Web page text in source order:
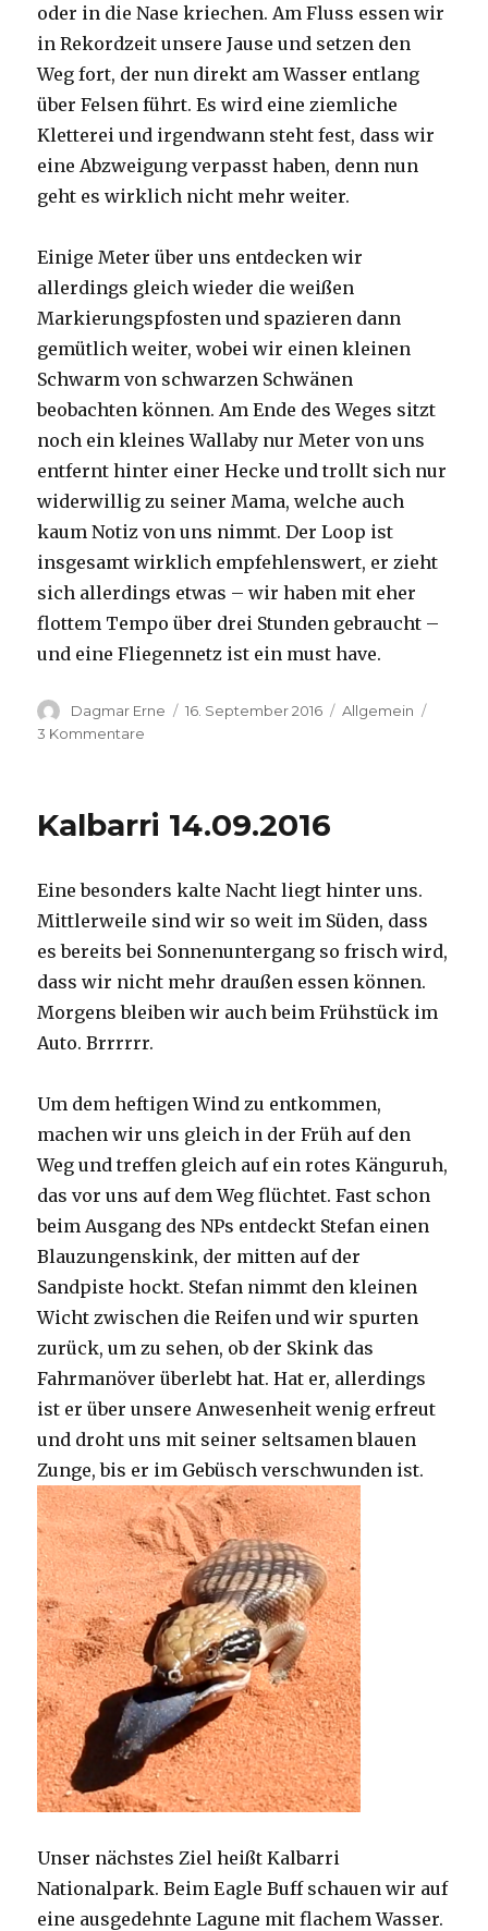
oder in die Nase kriechen. Am Fluss essen wir
in Rekordzeit unsere Jause und setzen den
Weg fort, der nun direkt am Wasser entlang
über Felsen führt. Es wird eine ziemliche
Kletterei und irgendwann steht fest, dass wir
eine Abzweigung verpasst haben, denn nun
geht es wirklich nicht mehr weiter.
Einige Meter über uns entdecken wir
allerdings gleich wieder die weißen
Markierungspfosten und spazieren dann
gemütlich weiter, wobei wir einen kleinen
Schwarm von schwarzen Schwänen
beobachten können. Am Ende des Weges sitzt
noch ein kleines Wallaby nur Meter von uns
entfernt hinter einer Hecke und trollt sich nur
widerwillig zu seiner Mama, welche auch
kaum Notiz von uns nimmt. Der Loop ist
insgesamt wirklich empfehlenswert, er zieht
sich allerdings etwas – wir haben mit eher
flottem Tempo über drei Stunden gebraucht –
und eine Fliegennetz ist ein must have.
Autor
Dagmar Erne
Veröffentlicht
16. September 2016 Kategorien
Allgemein
3 Kommentare
Kalbarri 14.09.2016
Eine besonders kalte Nacht liegt hinter uns.
Mittlerweile sind wir so weit im Süden, dass
es bereits bei Sonnenuntergang so frisch wird,
dass wir nicht mehr draußen essen können.
Morgens bleiben wir auch beim Frühstück im
Auto. Brrrrrr.
Um dem heftigen Wind zu entkommen,
machen wir uns gleich in der Früh auf den
Weg und treffen gleich auf ein rotes Känguruh,
das vor uns auf dem Weg flüchtet. Fast schon
beim Ausgang des NPs entdeckt Stefan einen
Blauzungenskink, der mitten auf der
Sandpiste hockt. Stefan nimmt den kleinen
Wicht zwischen die Reifen und wir spurten
zurück, um zu sehen, ob der Skink das
Fahrmanöver überlebt hat. Hat er, allerdings
ist er über unsere Anwesenheit wenig erfreut
und droht uns mit seiner seltsamen blauen
Zunge, bis er im Gebüsch verschwunden ist.
Unser nächstes Ziel heißt Kalbarri
Nationalpark. Beim Eagle Buff schauen wir auf
eine ausgedehnte Lagune mit flachem Wasser.